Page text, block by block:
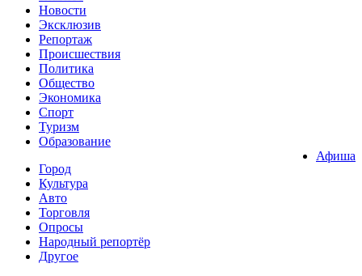
Новости
Эксклюзив
Репортаж
Происшествия
Политика
Общество
Экономика
Спорт
Туризм
Образование
Афиша
Город
Культура
Авто
Торговля
Опросы
Народный репортёр
Другое